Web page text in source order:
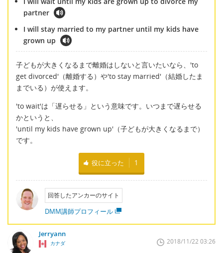
partner
I will stay married to my partner until my kids have
grown up
子どもが大きくなるまで離婚はしないと言いたいなら、'to
get divorced'（離婚する）や'to stay married'（結婚したま
までいる）が使えます。
'to wait'は「遅らせる」という意味です。いつまで遅らせる
かというと、
'until my kids have grown up'（子どもが大きくなるまで）
です。
役に立った 1
回答したアンカーのサイト
DMM講師プロフィール
Jerryann
カナダ 2018/11/22 03:26